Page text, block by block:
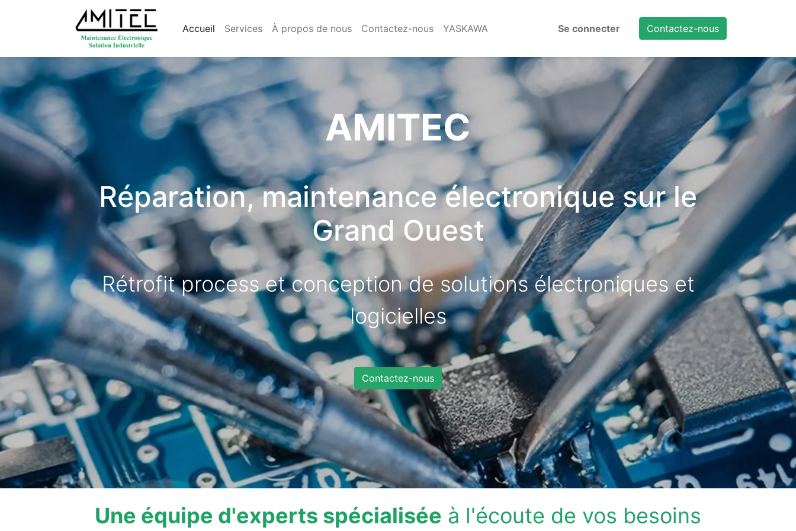
Accueil Services À propos de nous Contactez-nous YASKAWA Se connecter Contactez-nous
AMITEC
Réparation, maintenance électronique sur le
Grand Ouest
Rétrofit process et conception de solutions électroniques et
logicielles
Contactez-nous
Une équipe d'experts spécialisée à l'écoute de vos besoins